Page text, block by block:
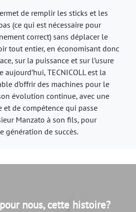
de remplir les sticks et les
(ce qui est nécessaire pour
correct) sans déplacer le
tout entier, en économisant donc
sur la puissance et sur l’usure
aujourd’hui, TECNICOLL est la
d’offrir des machines pour le
évolution continue, avec une
et de compétence qui passe
Manzato à son fils, pour
génération de succès.
nous, cette histoire?